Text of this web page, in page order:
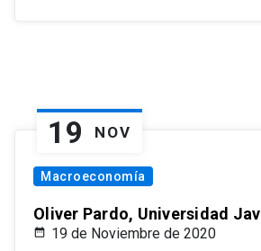
19 NOV
Macroeconomía
Oliver Pardo, Universidad
19 de Noviembre de 2020